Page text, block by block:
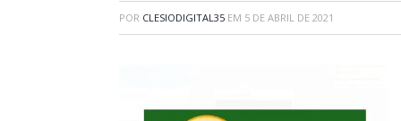
POR CLESIODIGITAL35 EM 5 DE ABRIL DE 2021